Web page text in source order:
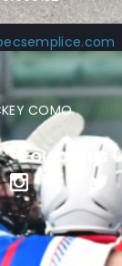
COMO.
FOLLOW US